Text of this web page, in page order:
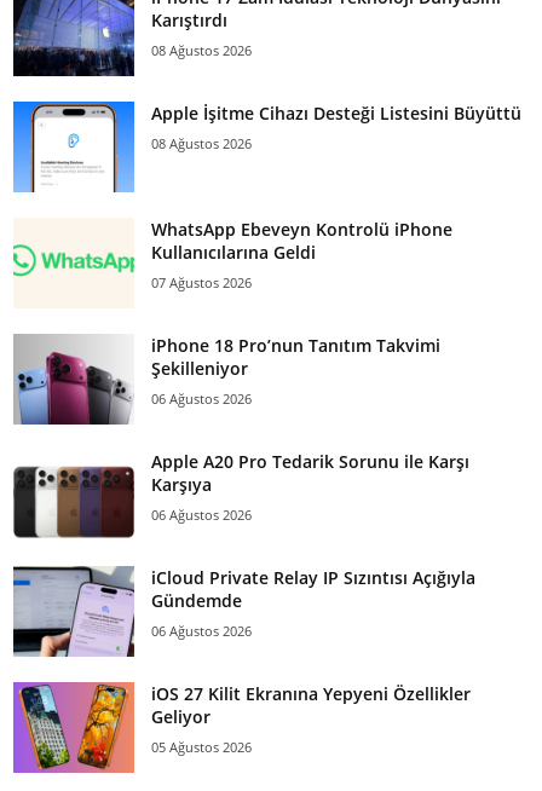
Karıştırdı
08 Ağustos 2026
Apple İşitme Cihazı Desteği Listesini Büyüttü
08 Ağustos 2026
WhatsApp Ebeveyn Kontrolü iPhone
Kullanıcılarına Geldi
07 Ağustos 2026
iPhone 18 Pro’nun Tanıtım Takvimi
Şekilleniyor
06 Ağustos 2026
Apple A20 Pro Tedarik Sorunu ile Karşı
Karşıya
06 Ağustos 2026
iCloud Private Relay IP Sızıntısı Açığıyla
Gündemde
06 Ağustos 2026
iOS 27 Kilit Ekranına Yepyeni Özellikler
Geliyor
05 Ağustos 2026